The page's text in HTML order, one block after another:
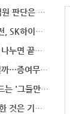
면접교섭 거부 반복된다면…법원 판단은 달라질까
[기고] 한국 증시가 개장하기 전, SK하이닉스 가격은
이혼 재산분할, 보이는 재산만 나누면 끝일까…숨겨진 자
치매 부모의 증여, 모두 무효일까…증여무효 분쟁에서 법
[데스크 칼럼] 세계 경제 뒤흔드는 '그들만의 언어'
이혼 재산분할, 재산보다 중요한 것은 기여도 입증